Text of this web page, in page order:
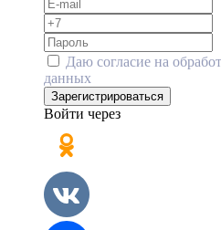
Даю согласие на
данных
Зарегистрироваться
Войти через